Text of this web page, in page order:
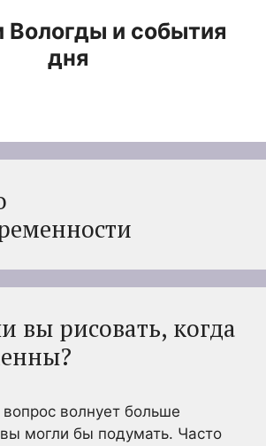
Вологды и события
дня
вы рисовать, когда
вопрос волнует больше
могли бы подумать. Часто